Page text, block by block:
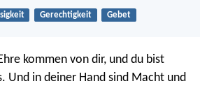
Gerechtigkeit Gebet
kommen von dir, und du bist
Und in deiner Hand sind Macht und